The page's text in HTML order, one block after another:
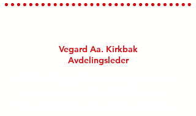
Vegard Aa. Kirkbak
Avdelingsleder